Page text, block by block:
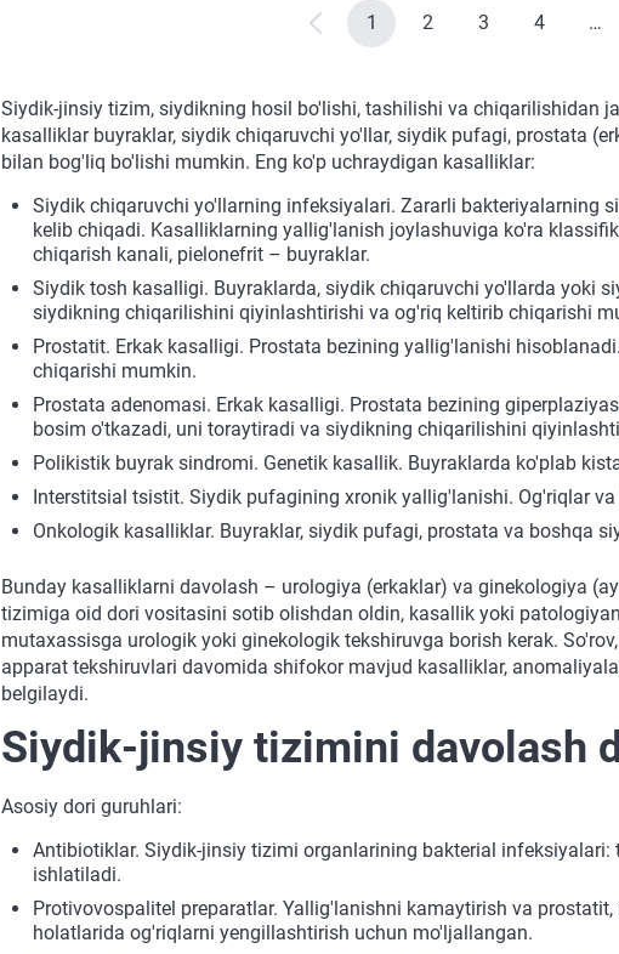
1 2 3 4 …
Siydik-jinsiy tizim, siydikning hosil bo'lishi, tashilishi va chiqarilishidan
kasalliklar buyraklar, siydik chiqaruvchi yo'llar, siydik pufagi, prostata
bilan bog'liq bo'lishi mumkin. Eng ko'p uchraydigan kasalliklar:
Siydik chiqaruvchi yo'llarning infeksiyalari. Zararli bakteriyalarning
kelib chiqadi. Kasalliklarning yallig'lanish joylashuviga ko'ra
chiqarish kanali, pielonefrit – buyraklar.
Siydik tosh kasalligi. Buyraklarda, siydik chiqaruvchi yo'llarda yoki
siydikning chiqarilishini qiyinlashtirishi va og'riq keltirib chiqarishi
Prostatit. Erkak kasalligi. Prostata bezining yallig'lanishi
chiqarishi mumkin.
Prostata adenomasi. Erkak kasalligi. Prostata bezining
bosim o'tkazadi, uni toraytiradi va siydikning chiqarilishini
Polikistik buyrak sindromi. Genetik kasallik. Buyraklarda ko'plab
Interstitsial tsistit. Siydik pufagining xronik yallig'lanishi. Og'riqlar
Onkologik kasalliklar. Buyraklar, siydik pufagi, prostata va boshqa
Bunday kasalliklarni davolash – urologiya (erkaklar) va ginekologiya
tizimiga oid dori vositasini sotib olishdan oldin, kasallik yoki
mutaxassisga urologik yoki ginekologik tekshiruvga borish kerak.
apparat tekshiruvlari davomida shifokor mavjud kasalliklar,
belgilaydi.
Siydik-jinsiy tizimini davolash
Asosiy dori guruhlari:
Antibiotiklar. Siydik-jinsiy tizimi organlarining bakterial
ishlatiladi.
Protivovospalitel preparatlar. Yallig'lanishni kamaytirish va
holatlarida og'riqlarni yengillashtirish uchun mo'ljallangan.